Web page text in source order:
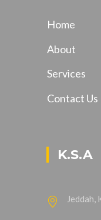
Home
About
Services
Contact Us
K.S.A
Jeddah,